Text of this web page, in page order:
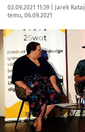
Data publikacji:
02.09.2021 11:39 | Autor:
Jarek
temu, 06.09.2021
Kliknij, aby powiększyć